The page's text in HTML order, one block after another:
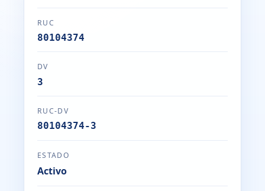
RUC
80104374
DV
3
RUC-DV
80104374-3
ESTADO
Activo